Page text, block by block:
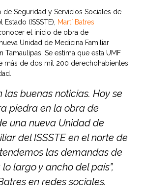
de Seguridad y Servicios Sociales de
(ISSSTE), Martí Batres
el inicio de obra de
Unidad de Medicina Familiar
Tamaulipas. Se estima que esta UMF
más de dos mil 200 derechohabientes
las buenas noticias. Hoy se
piedra en la obra de
una nueva Unidad de
del ISSSTE en el norte de
las demandas de
largo y ancho del país”,
en redes sociales.